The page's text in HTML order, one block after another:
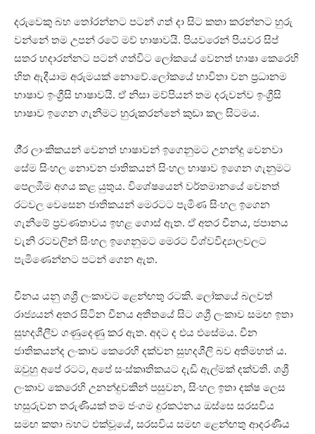
දරුවෙකු බහ තෝරන්නට පටන් ගත් දා සිට කතා කරන්නට හුරු
වන්නේ තම උපන් රටේ මව් භාෂාවයි. පියවරෙන් පියවර සිප්
සතර හදාරන්නට පටන් ගත්විට ලෝකයේ වෙනත් භාෂා කෙරෙහි
හිත ඇදීයාම අරුමයක් නොවේ.ලෝකයේ භාවිතා වන ප්‍රධානම
භාෂාව ඉංග්‍රීසි භාෂාවයි. ඒ නිසා මව්පියන් තම දරුවන්ව ඉංග්‍රීසි
භාෂාව ඉගෙන ගැනීමට හුරුකරන්නේ කුඩා කල සිටමය.
ශී‍්‍ර ලාංකිකයන් වෙනත් භාෂාවන් ඉගෙනුමට උනන්දු වෙනවා
සේම සිංහල නොවන ජාතිකයන් සිංහල භාෂාව ඉගෙන ගැනුමට
පෙලඹීම අගය කළ යුතුය. විශේෂයෙන් වර්තමානයේ වෙනත්
රටවල වෙසෙන ජාතිකයන් මෙරටට පැමිණ සිංහල ඉගෙන
ගැනීමේ ප්‍රවණතාවය ඉහළ ගොස් ඇත. ඒ අතර චීනය, ජපානය
වැනි රටවලින් සිංහල ඉගෙනුමට මෙරට විශ්වවිද්‍යාලවලට
පැමිණෙන්නට පටන් ගෙන ඇත.
චීනය යනු ශශ්‍රී ලංකාවට ළෙන්ඟතු රටකි. ලෝකයේ බලවත්
රාජ්‍යයන් අතර සිටින චීනය අතීතයේ සිට ශශ්‍රී ලංකාව සමඟ ඉතා
සුහදශීලීව ගණුදෙණු කර ඇත. අදට ද එය එසේමය. චීන
ජාතිකයන්ද ලංකාව කෙරෙහි දක්වන සුහදශීලි බව අතිමහත්‍ ය.
ඔවුහු අපේ රටට, අපේ සංස්කෘතිකයට දැඩි ඇල්මක් දක්වති. ශශ්‍රී
ලංකාව කෙරෙහි උනන්දුවකින් පසුවන, සිංහල ඉතා දක්ෂ ලෙස
හසුරුවන තරුණියක් තම ජංගම දුරකථනය ඔස්සෙ සරසවිය
සමඟ කතා බහට එක්වූයේ, සරසවිය සමඟ ළෙන්ඟතු ආදරණීය